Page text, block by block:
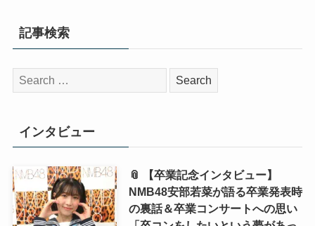
記事検索
検
索:
インタビュー
📎 【卒業記念インタビュー】
NMB48安部若菜が語る卒業発表時
の裏話＆卒業コンサートへの思い